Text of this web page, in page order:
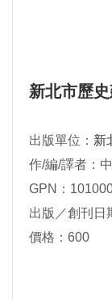
新北市歷
出版單位： 新
作/編/譯者：
GPN：
出版／創刊日
價格：600